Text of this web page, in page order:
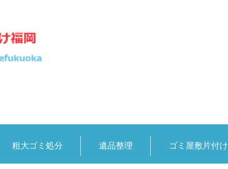
粗大ゴミ処分 遺品整理 ゴミ屋敷片付け